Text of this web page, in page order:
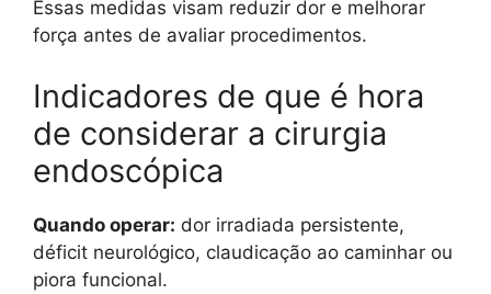
Essas medidas visam reduzir dor e melhorar
força antes de avaliar procedimentos.
Indicadores de que é hora
de considerar a cirurgia
endoscópica
Quando operar: dor irradiada persistente,
déficit neurológico, claudicação ao caminhar ou
piora funcional.